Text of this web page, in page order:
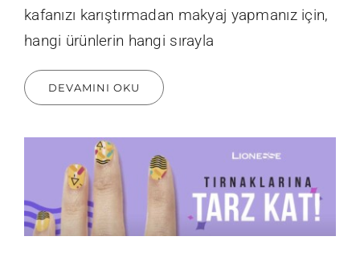
kafanızı karıştırmadan makyaj yapmanız için,
hangi ürünlerin hangi sırayla
DEVAMINI OKU